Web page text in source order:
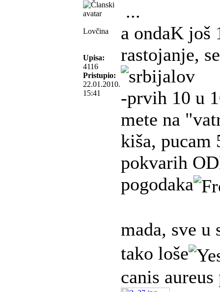
Lovčina
Upisa:
4116
Pristupio:
22.01.2010.
15:41
...
a ondaK još
rastojanje,
-prvih 10 u
mete na
kiša, pucam
pokvarih
pogodaka
mada, sve u
tako loše
canis